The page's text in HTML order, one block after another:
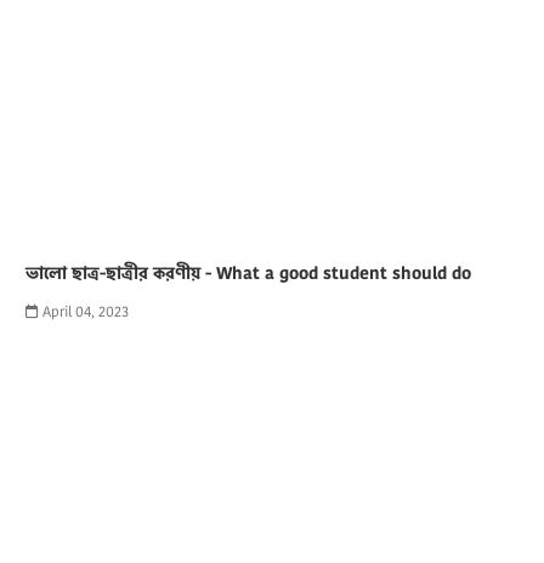
ভালো ছাত্র-ছাত্রীর করণীয় - What a good student should do
April 04, 2023